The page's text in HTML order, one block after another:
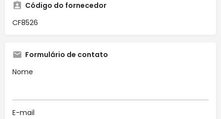
Código do fornecedor
CF8526
Formulário de contato
Nome
E-mail